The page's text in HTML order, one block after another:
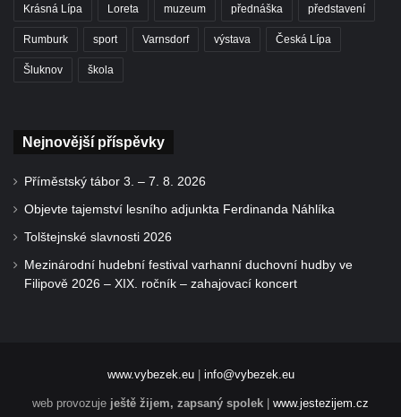
Krásná Lípa Loreta muzeum přednáška představení
Rumburk sport Varnsdorf výstava Česká Lípa
Šluknov škola
Nejnovější příspěvky
Příměstský tábor 3. – 7. 8. 2026
Objevte tajemství lesního adjunkta Ferdinanda Náhlíka
Tolštejnské slavnosti 2026
Mezinárodní hudební festival varhanní duchovní hudby ve
Filipově 2026 – XIX. ročník – zahajovací koncert
www.vybezek.eu| info@vybezek.eu
web provozuje ještě žijem, zapsaný spolek | www.jestezijem.cz